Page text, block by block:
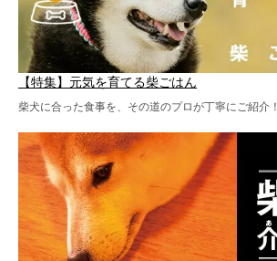
【特集】元気を育てる柴ごはん
柴犬に合った食事を、その道のプロが丁寧にご紹介！